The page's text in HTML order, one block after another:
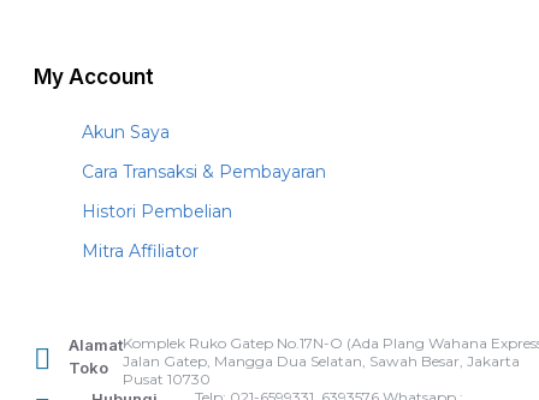
My Account
Akun Saya
Cara Transaksi & Pembayaran
Histori Pembelian
Mitra Affiliator
Alamat
Toko
Komplek Ruko Gatep No.17N-O (Ada Plang Wahana
Jalan Gatep, Mangga Dua Selatan, Sawah Besar, Jakarta
Pusat 10730